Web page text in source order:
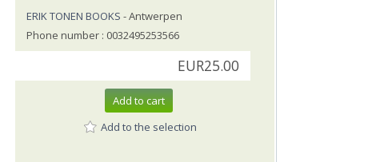
ERIK TONEN BOOKS - Antwerpen
Phone number : 0032495253566
EUR25.00
Add to cart
Add to the selection